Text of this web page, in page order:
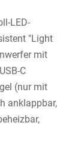
LED-
"Light
mit
C
(nur mit
anklappbar,